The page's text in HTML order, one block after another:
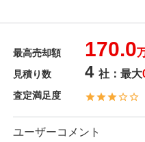
最高売却額 170.0
見積り数 4 社：最大
査定満足度
ユーザーコメント